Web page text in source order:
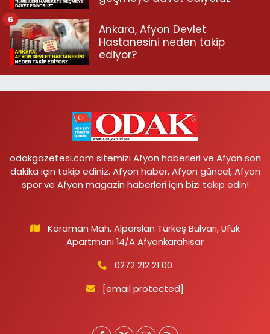
Ankara, Afyon Devlet
Hastanesini neden takip
ediyor?
6
odakgazetesi.com sitemizi Afyon haberleri ve Afyon son
dakika için takip ediniz. Afyon haber, Afyon güncel, Afyon
spor ve Afyon magazin haberleri için bizi takip edin!
Karaman Mah. Alparslan Türkeş Bulvarı, Ufuk
Apartmanı 14/A Afyonkarahisar
0272 212 21 00
[email protected]